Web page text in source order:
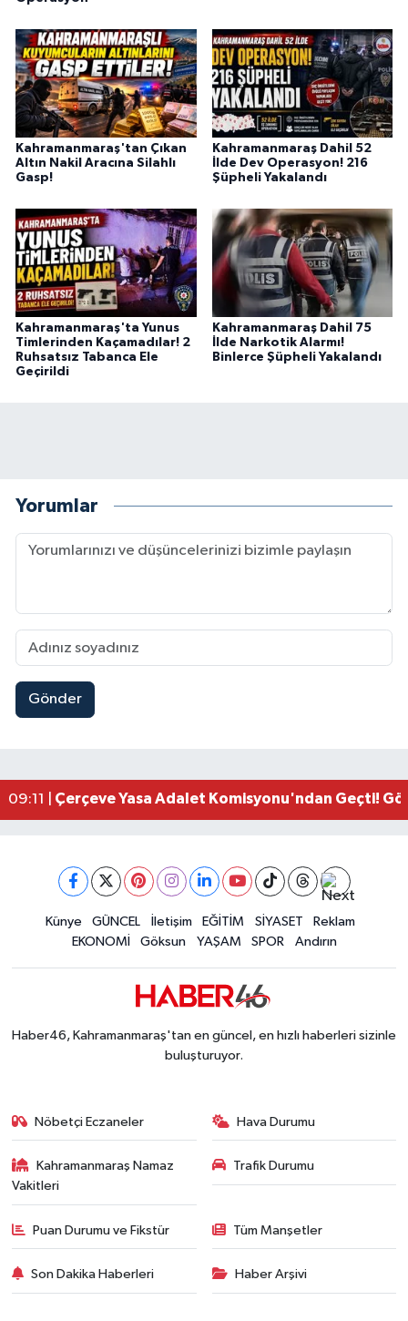
Kahramanmaraş'tan Çıkan
Altın Nakil Aracına Silahlı
Gasp!
Kahramanmaraş Dahil 52
İlde Dev Operasyon! 216
Şüpheli Yakalandı
Kahramanmaraş'ta Yunus
Timlerinden Kaçamadılar! 2
Ruhsatsız Tabanca Ele
Geçirildi
Kahramanmaraş Dahil 75
İlde Narkotik Alarmı!
Binlerce Şüpheli Yakalandı
Yorumlar
Gönder
17:19 |Kahramanmaraşlı İşçi Adana'daki Tünel
09:11 | Çerçeve Yasa Adalet Komisyonu'ndan Geçti!
09:04 |Kahramanmaraş'taki Okul Saldırısı TBMM
Kahramanmaraş'ta Pusula Maraş Eğitim
Kahramanmaraş'ta Tarım İçin Su Seferberliği
20:02 |Kahramanmaraş'ta 5 Kilometrelik Yolda Sıcak
Künye GÜNCEL İletişim EĞİTİM SİYASET
Reklam
EKONOMİ
Göksun YAŞAM SPOR Andırın
Haber46, Kahramanmaraş'tan en güncel, en hızlı haberleri sizinle
buluşturuyor.
Nöbetçi Eczaneler Hava Durumu
Kahramanmaraş Namaz
Vakitleri
Trafik Durumu
Puan Durumu ve Fikstür Tüm Manşetler
Son Dakika Haberleri Haber Arşivi
BÖLGEDEN
BİLİM TEKNOLOJİ
ASAYİŞ
SEÇİM 2015
ÇEVRE
BİLİM VE TEKNOLOJİ
YARIŞMALAR